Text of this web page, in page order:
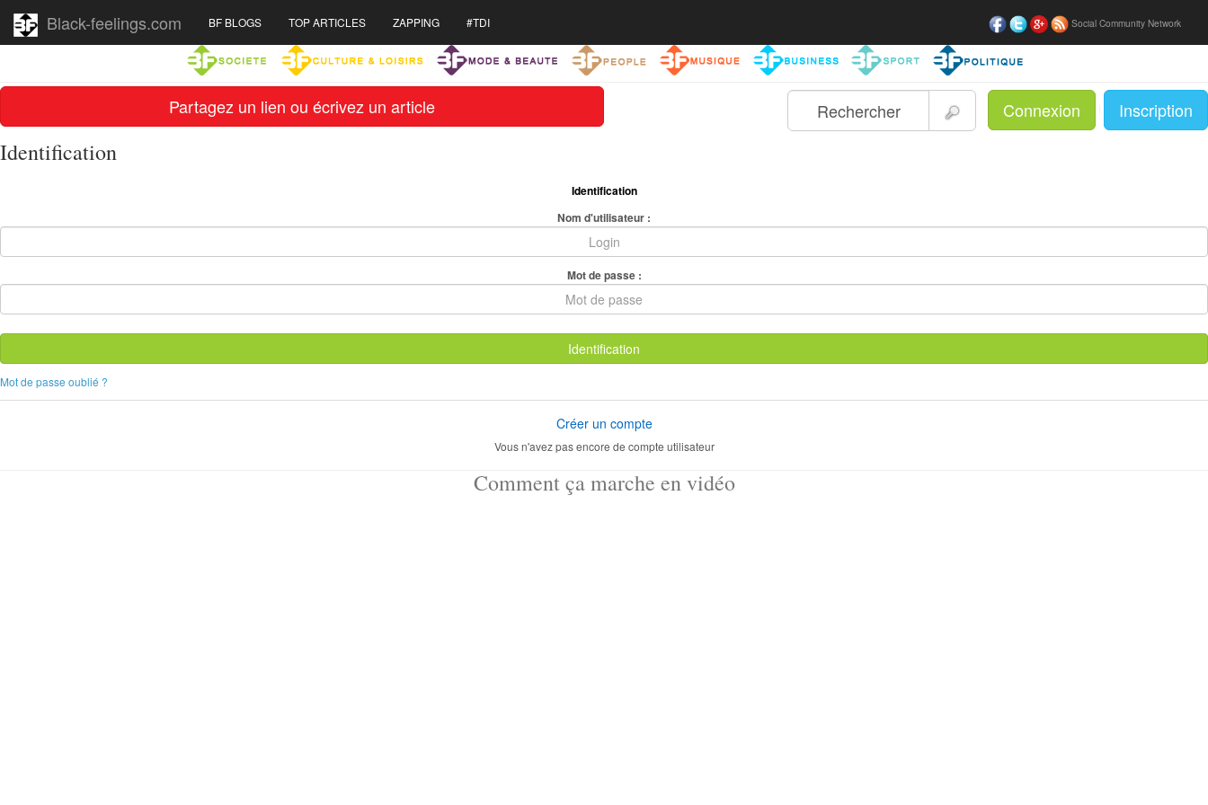
Partagez un lien ou écrivez un article Connexion Inscription
Black-feelings.com Social Community Network
BF BLOGS TOP ARTICLES ZAPPING #TDI
Identification
Identification
Nom d'utilisateur :
Mot de passe :
Identification
Mot de passe oublié ?
Créer un compte
Vous n'avez pas encore de compte utilisateur
Comment ça marche en vidéo